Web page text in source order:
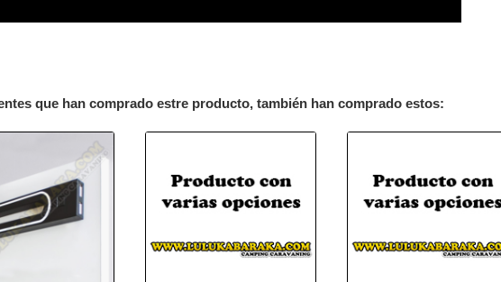
que han comprado estre producto, también han comprado estos: